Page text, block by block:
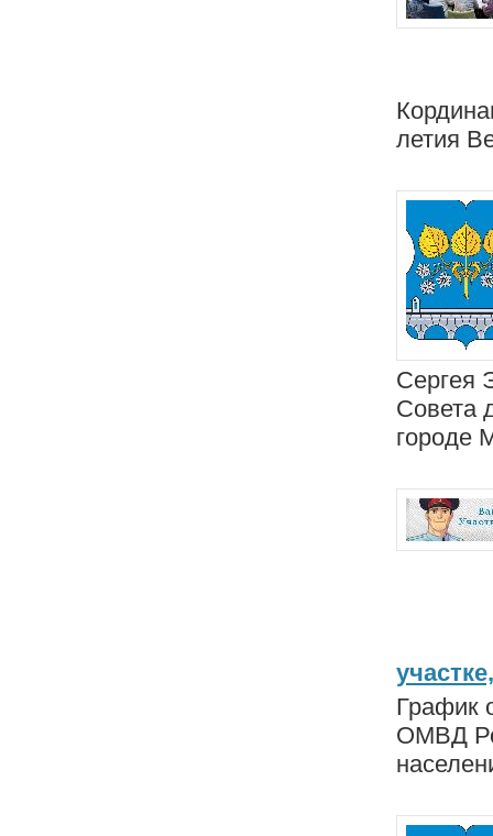
летия
Сергея
Совета
городе
График
ОМВД